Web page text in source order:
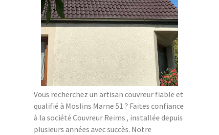
Vous recherchez un artisan couvreur fiable et
qualifié à Moslins Marne 51 ? Faites confiance
à la société Couvreur Reims , installée depuis
plusieurs années avec succès. Notre